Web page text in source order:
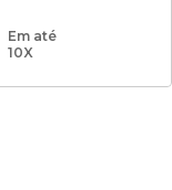
Em até
10X